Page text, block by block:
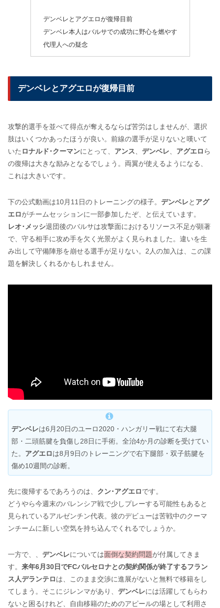
デンベレとアグエロが復帰目前
デンベレ本人はバルサでの成功に野心を燃やす
代理人への疑念
デンベレとアグエロが復帰目前
攻撃的選手を並べて得点が奪えるならば苦労はしませんが、選択
肢はいくつかあったほうが良い。前線の選手が足りないと嘆いて
いた ロナルド･クーマンにとって、 アンス、 デンベレ、 アグエロ ら
の復帰は大きな励みとなるでしょう。両翼が使えるようになる、
これは大きいです。
下の公式動画は10月11日のトレーニングの様子。 デンベレと アグ
エロがチームセッションに一部参加したぞ、と伝えています。
レオ･メッシ退団後のバルサは攻撃面におけるリソース不足が顕著
で、守る相手に攻め手を欠く光景がよく見られました。違いを生
み出して守備陣形を崩せる選手が足りない。2人の加入は、この課
題を解決しくれるかもしれません。
デンベレは6月20日のユーロ2020・ハンガリー戦にて右大腿
部・二頭筋腱を負傷し28日に手術。全治4か月の診断を受けてい
た。 アグエロは8月9日のトレーニングで右下腿部・双子筋腱を
傷め10週間の診断。
先に復帰するであろうのは、 クン･アグエロです。
どうやら今週末のバレンシア戦で少しプレーする可能性もあると
見られているアルゼンチン代表。彼のデビューは苦戦中のクーマ
ンチームに新しい空気を持ち込んでくれるでしょうか。
一方で、、 デンベレについては面倒な契約問題が付属してきま
す。 来年6月30日でFCバルセロナとの契約関係が終了するフラン
ス人デランテロは、このまま交渉に進展がないと無料で移籍をし
てしまう。そこにジレンマがあり、 デンベレには活躍してもらわ
ないと困るけれど、自由移籍のためのアピールの場として利用さ